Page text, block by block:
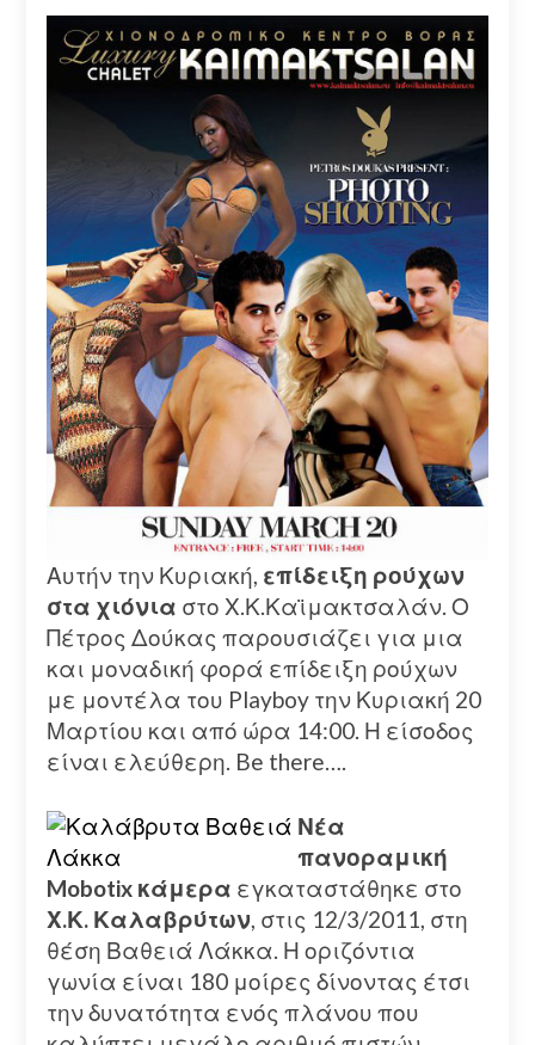
Αυτήν την Κυριακή, επίδειξη ρούχων
στα χιόνια στο Χ.Κ.Καϊμακτσαλάν. Ο
Πέτρος Δούκας παρουσιάζει για μια
και μοναδική φορά επίδειξη ρούχων
με μοντέλα του Playboy την Κυριακή 20
Μαρτίου και από ώρα 14:00. Η είσοδος
είναι ελεύθερη. Be there….
Νέα
πανοραμική
Mobotix κάμερα εγκαταστάθηκε στο
Χ.Κ. Καλαβρύτων, στις 12/3/2011, στη
θέση Βαθειά Λάκκα. Η οριζόντια
γωνία είναι 180 μοίρες δίνοντας έτσι
την δυνατότητα ενός πλάνου που